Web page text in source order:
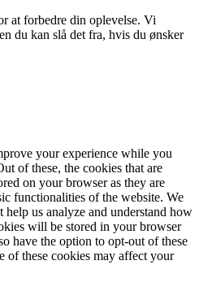
at forbedre din oplevelse. Vi
du kan slå det fra, hvis du ønsker
your experience while you
of these, the cookies that are
on your browser as they are
functionalities of the website. We
help us analyze and understand how
will be stored in your browser
have the option to opt-out of these
of these cookies may affect your